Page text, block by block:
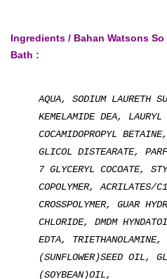
Ingredients / Bahan Watsons
Bath :
AQUA, SODIUM LAURETH
KEMELAMIDE DEA, LAURYL
COCAMIDOPROPYL BETAINE,
GLICOL DISTEARATE,
7 GLYCERYL COCOATE,
COPOLYMER, ACRILATES/
CROSSPOLYMER, GUAR
CHLORIDE, DMDM
EDTA, TRIETHANOLAMINE,
(SUNFLOWER)SEED OIL,
(SOYBEAN)OIL,